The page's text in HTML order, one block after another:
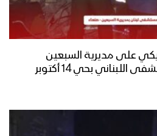
على مديرية السبعين
بحي 14 أكتوبر